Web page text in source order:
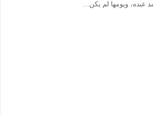
عبده، ويومها لم يكن…